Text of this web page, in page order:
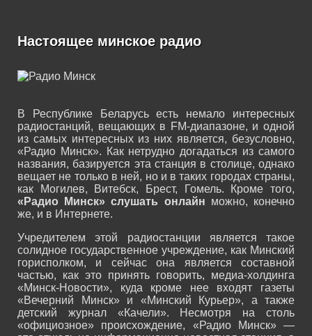
Настоящее минское радио
В Республике Беларусь есть немало интересных
радиостанций, вещающих в FM-диапазоне, и одной
из самых интересных из них является, безусловно,
«Радио Минск». Как нетрудно догадаться из самого
названия, базируется эта станция в столице, однако
вещает не только в ней, но и в таких городах страны,
как Могилев, Витебск, Брест, Гомель. Кроме того,
«Радио Минск» слушать онлайн можно, конечно
же, и в Интернете.
Учредителем этой радиостанции является такое
солидное государственное учреждение, как Минский
горисполком, и сейчас она является составной
частью, как это принять говорить, медиа-холдинга
«Минск-Новости», куда кроме нее входят газеты
«Вечерний Минск» и «Минский Курьер», а также
детский журнал «Качели». Несмотря на столь
«официозное» происхождение, «Радио Минск» —